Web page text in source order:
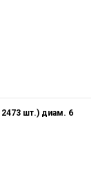
2473 шт.) диам. 6